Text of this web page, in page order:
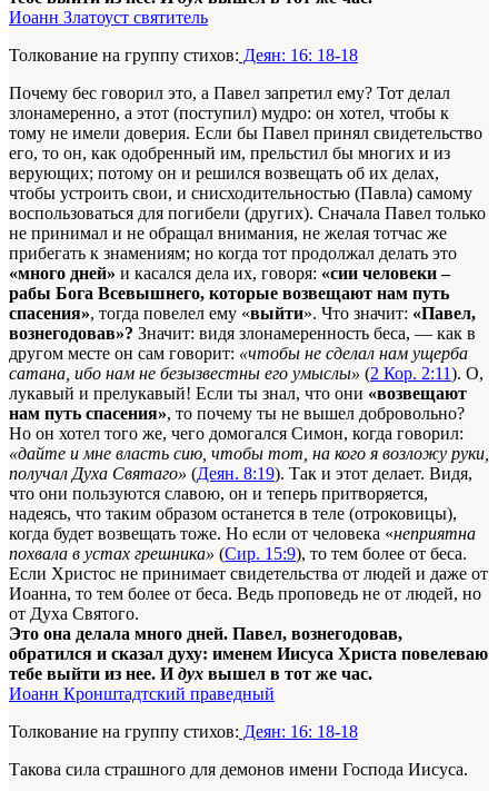
Иоанн Златоуст святитель
Толкование на группу стихов: Деян: 16: 18-18
Почему бес говорил это, а Павел запретил ему? Тот делал
злонамеренно, а этот (поступил) мудро: он хотел, чтобы к
тому не имели доверия. Если бы Павел принял свидетельство
его, то он, как одобренный им, прельстил бы многих и из
верующих; потому он и решился возвещать об их делах,
чтобы устроить свои, и снисходительностью (Павла) самому
воспользоваться для погибели (других). Сначала Павел только
не принимал и не обращал внимания, не желая тотчас же
прибегать к знамениям; но когда тот продолжал делать это
«много дней» и касался дела их, говоря: «сии человеки –
рабы Бога Всевышнего, которые возвещают нам путь
спасения», тогда повелел ему «выйти». Что зна­чит: «Павел,
вознегодовав»? Значит: видя злонамеренность беса, — как в
другом месте он сам говорит: «чтобы не сделал нам ущерба
сатана, ибо нам не безызвестны его умыслы» (2 Кор. 2:11). О,
лукавый и прелукавый! Если ты знал, что они «возвещают
нам путь спасения», то почему ты не вышел добровольно?
Но он хотел того же, чего домогался Симон, когда говорил:
«дайте и мне власть сию, чтобы тот, на кого я возложу руки,
получал Духа Святаго» (Деян. 8:19). Так и этот делает. Видя,
что они пользуются славою, он и теперь притворяется,
надеясь, что таким образом останется в теле (отроковицы),
когда будет возвещать тоже. Но если от человека «неприятна
похвала в устах грешника» (Сир. 15:9), то тем более от беса.
Если Христос не принимает свидетельства от людей и даже от
Иоанна, то тем более от беса. Ведь проповедь не от людей, но
от Духа Святого.
Это она делала много дней. Павел, вознегодовав,
обратился и сказал духу: именем Иисуса Христа повелеваю
тебе выйти из нее. Идух вышел в тот же час.
Иоанн Кронштадтский праведный
Толкование на группу стихов: Деян: 16: 18-18
Такова сила страшного для демонов имени Господа Иисуса.